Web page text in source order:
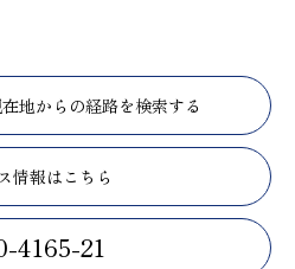
地からの経路を検索する
情報はこちら
4165-21